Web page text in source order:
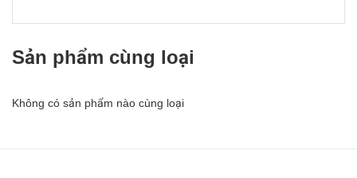
Sản phẩm cùng loại
Không có sản phẩm nào cùng loại